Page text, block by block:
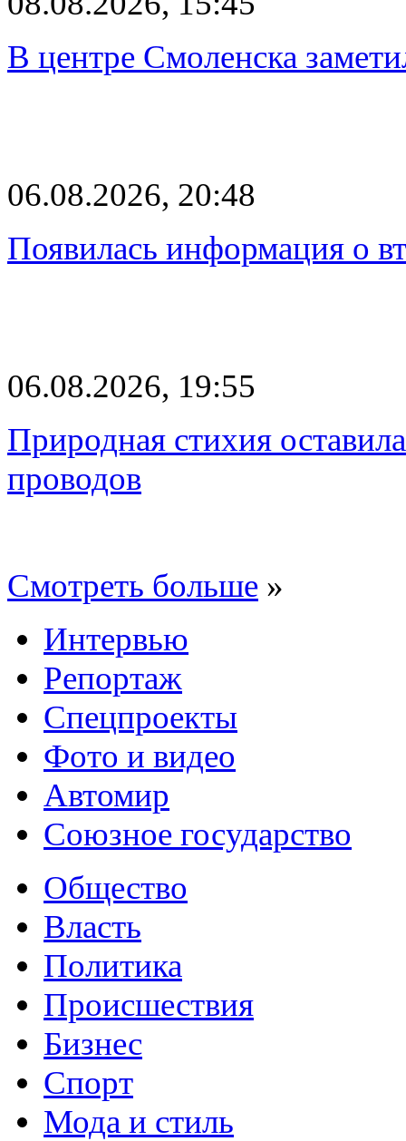
В центре Смоленска
06.08.2026, 20:48
Появилась информация о
06.08.2026, 19:55
Природная стихия
проводов
Смотреть больше »
Интервью
Репортаж
Спецпроекты
Фото и видео
Автомир
Союзное государство
Общество
Власть
Политика
Происшествия
Бизнес
Спорт
Мода и стиль